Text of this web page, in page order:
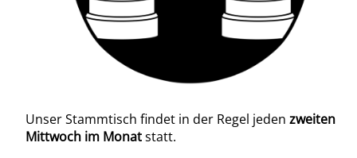
Unser Stammtisch findet in der Regel jeden zweiten
Mittwoch im Monatstatt.